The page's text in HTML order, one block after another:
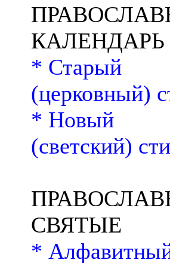
КАЛЕНДАРЬ
* Старый
(церковный)
* Новый
(светский)
СВЯТЫЕ
*